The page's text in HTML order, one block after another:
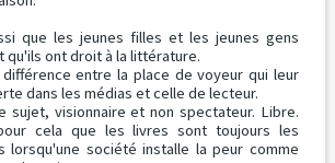
que les jeunes filles et les jeunes gens
qu'ils ont droit à la littérature.
entre la place de voyeur qui leur
dans les médias et celle de lecteur.
sujet, visionnaire et non spectateur. Libre.
cela que les livres sont toujours les
lorsqu'une société installe la peur comme